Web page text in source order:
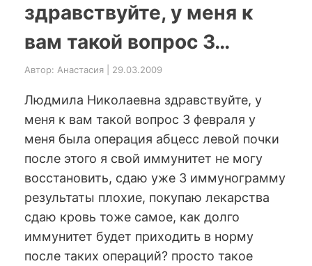
здравствуйте, у меня к
вам такой вопрос 3…
Автор: Анастасия | 29.03.2009
Людмила Николаевна здравствуйте, у
меня к вам такой вопрос 3 февраля у
меня была операция абцесс левой почки
после этого я свой иммунитет не могу
восстановить, сдаю уже 3 иммунограмму
результаты плохие, покупаю лекарства
сдаю кровь тоже самое, как долго
иммунитет будет приходить в норму
после таких операций? просто такое